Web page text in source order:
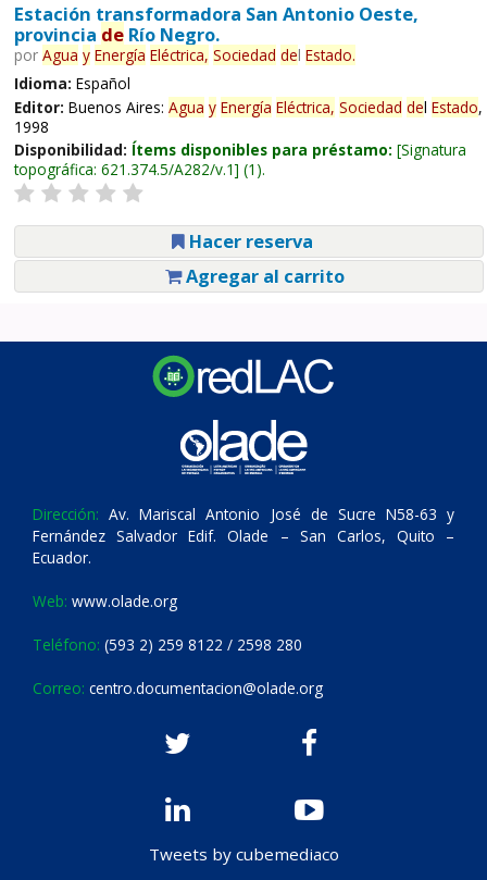
Estación transformadora San Antonio Oeste,
provincia deRío Negro.
por Agua y Energía Eléctrica, Sociedad del Estado.
Idioma: Español
Editor: Buenos Aires: Agua y Energía Eléctrica, Sociedad del Estado,
1998
Disponibilidad: Ítems disponibles para préstamo: Signatura
topográfica: 621.374.5/A282/v.1 (1).
Hacer reserva
Agregar al carrito
Dirección: Av. Mariscal Antonio José de Sucre N58-63 y
Fernández Salvador Edif. Olade – San Carlos, Quito –
Ecuador.
Web: www.olade.org
Teléfono: (593 2) 259 8122 / 2598 280
Correo: centro.documentacion@olade.org
Tweets by cubemediaco